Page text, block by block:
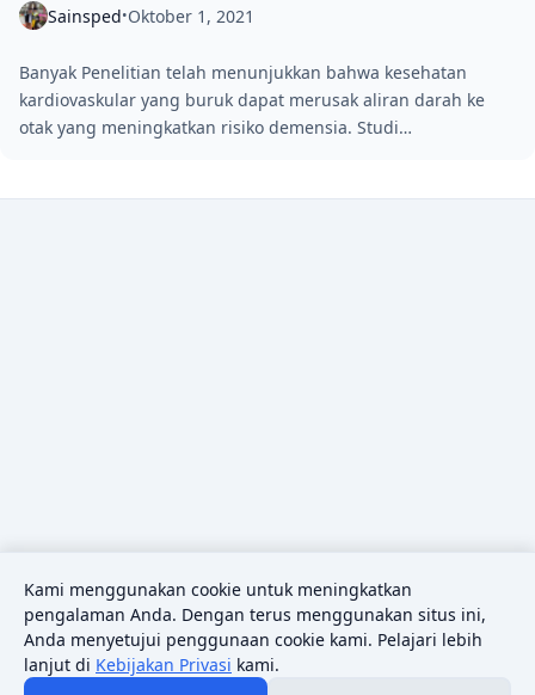
Sainsped•Oktober 1, 2021
Banyak Penelitian telah menunjukkan bahwa kesehatan
kardiovaskular yang buruk dapat merusak aliran darah ke
otak yang meningkatkan risiko demensia. Studi…
Kami menggunakan cookie untuk meningkatkan
pengalaman Anda. Dengan terus menggunakan situs ini,
Anda menyetujui penggunaan cookie kami. Pelajari lebih
lanjut di Kebijakan Privasi kami.